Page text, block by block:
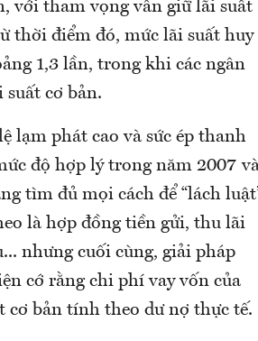
với tham vọng vẫn giữ lãi suất
thời điểm đó, mức lãi suất huy
1,3 lần, trong khi các ngân
cơ bản.
lạm phát cao và sức ép thanh
độ hợp lý trong năm 2007
tìm đủ mọi cách để “lách
là hợp đồng tiền gửi, thu lãi
nhưng cuối cùng, giải pháp
cớ rằng chi phí vay vốn của
cơ bản tính theo dư nợ thực tế.